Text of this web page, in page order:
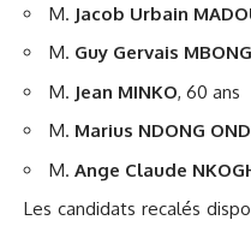
M. Jacob Urbain
M. Guy Gervais
M. Jean MINKO, 60 ans
M. Marius NDONG
M. Ange Claude
Les candidats recalés